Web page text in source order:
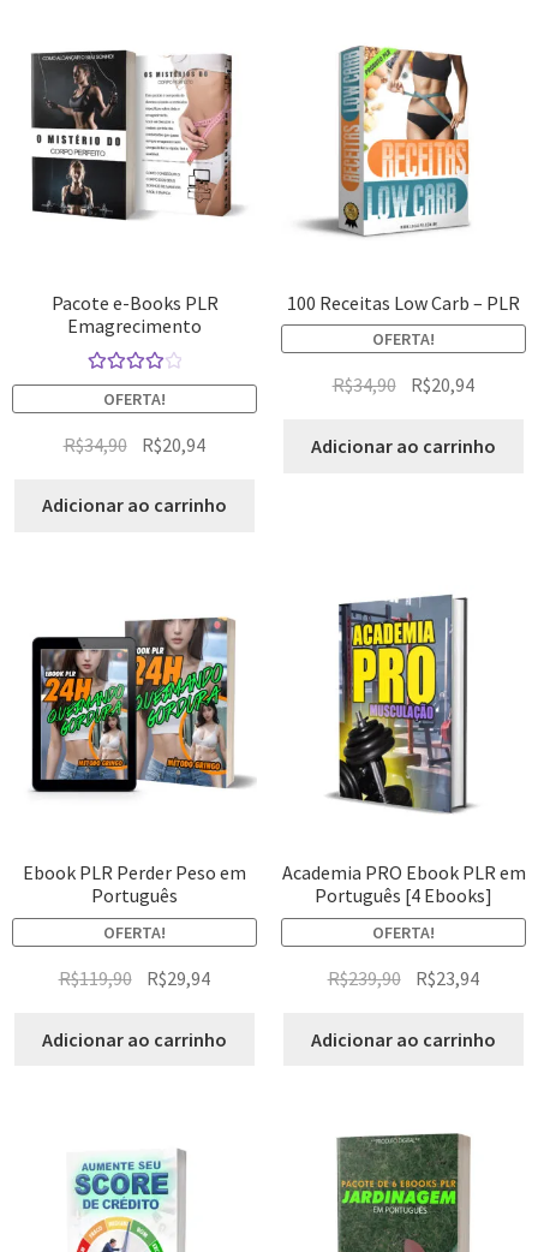
Pacote e-Books PLR
Emagrecimento
Avaliação
4.14de 5
OFERTA!
R$34,90 R$20,94
Adicionar ao carrinho
100 Receitas Low Carb – PLR
OFERTA!
R$34,90 R$20,94
Adicionar ao carrinho
Ebook PLR Perder Peso em
Português
OFERTA!
R$119,90 R$29,94
Adicionar ao carrinho
Academia PRO Ebook PLR em
Português [4 Ebooks]
OFERTA!
R$239,90 R$23,94
Adicionar ao carrinho